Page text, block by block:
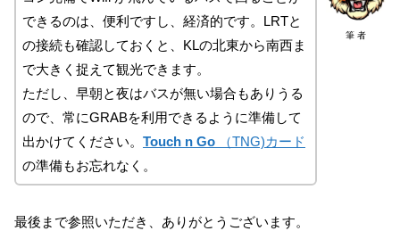
筆 者
できるのは、便利ですし、経済的です。LRTと
の接続も確認しておくと、KLの北東から南西ま
で大きく捉えて観光できます。
ただし、早朝と夜はバスが無い場合もありうる
ので、常にGRABを利用できるように準備して
出かけてください。 Touch n Go （TNG)カード
の準備もお忘れなく。
最後まで参照いただき、ありがとうございます。